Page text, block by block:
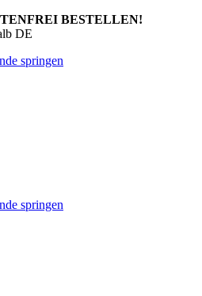
BESTELLEN!
DE
springen
springen